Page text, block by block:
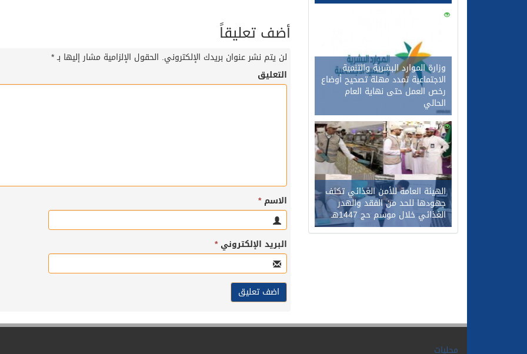
128
وزارة الموارد البشرية والتنمية
الاجتماعية تمدد مهلة تصحيح أوضاع
رخص العمل حتى نهاية العام
الحالي
109
0
الهيئة العامة للأمن الغذائي تكثف
جهودها للحد من الفقد والهدر
الغذائي خلال موسم حج 1447هـ
أضف تعليقاً
لن يتم نشر عنوان بريدك الإلكتروني. الحقول الإلزامية مشار إليها بـ*
التعليق
الاسم*
البريد الإلكتروني*
محليات